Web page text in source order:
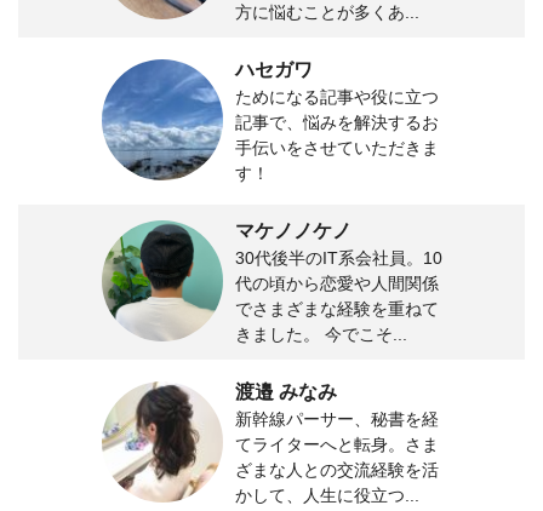
方に悩むことが多くあ...
ハセガワ
ためになる記事や役に立つ
記事で、悩みを解決するお
手伝いをさせていただきま
す！
マケノノケノ
30代後半のIT系会社員。10
代の頃から恋愛や人間関係
でさまざまな経験を重ねて
きました。 今でこそ...
渡邉 みなみ
新幹線パーサー、秘書を経
てライターへと転身。さま
ざまな人との交流経験を活
かして、人生に役立つ...